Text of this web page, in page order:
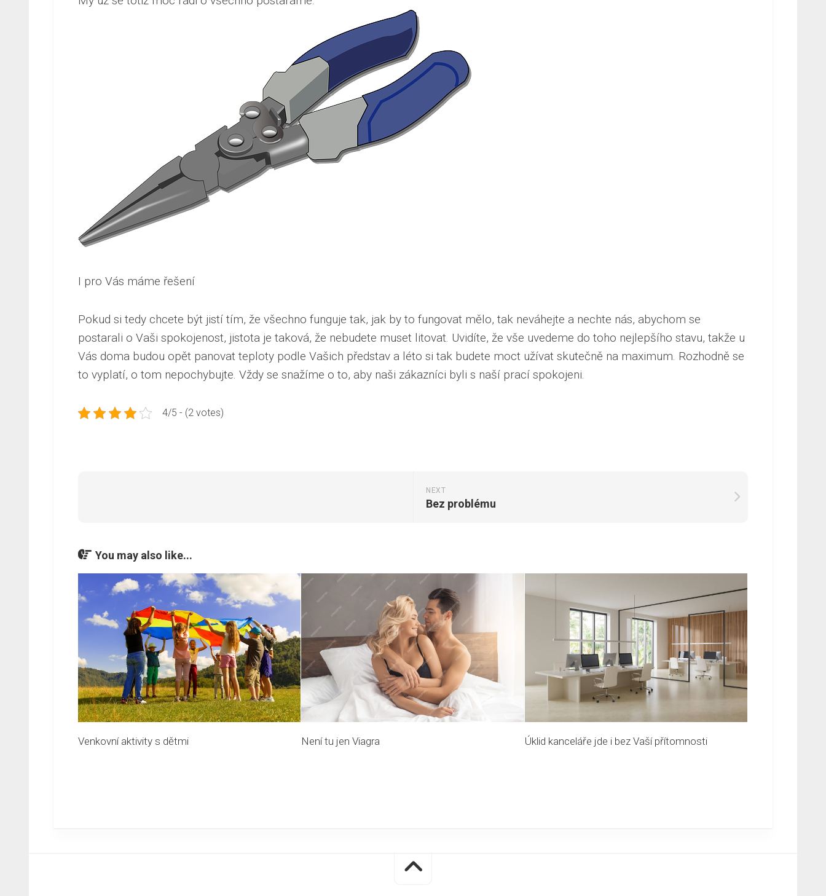
I pro Vás máme řešení
Pokud si tedy chcete být jistí tím, že všechno funguje tak, jak by to fungovat mělo, tak neváhejte a nechte nás, abychom se
postarali o Vaši spokojenost, jistota je taková, že nebudete muset litovat. Uvidíte, že vše uvedeme do toho nejlepšího stavu, takže u
Vás doma budou opět panovat teploty podle Vašich představ a léto si tak budete moct užívat skutečně na maximum. Rozhodně se
to vyplatí, o tom nepochybujte. Vždy se snažíme o to, aby naši zákazníci byli s naší prací spokojeni.
4/5 - (2 votes)
NEXT
Bez problému
You may also like...
Venkovní aktivity s dětmi Není tu jen Viagra Úklid kanceláře jde i bez Vaší přítomnosti